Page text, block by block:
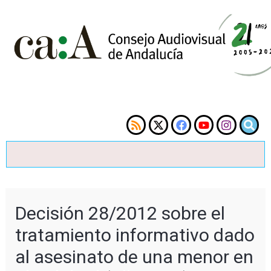
Decisión 28/2012 sobre el
tratamiento informativo dado
al asesinato de una menor en